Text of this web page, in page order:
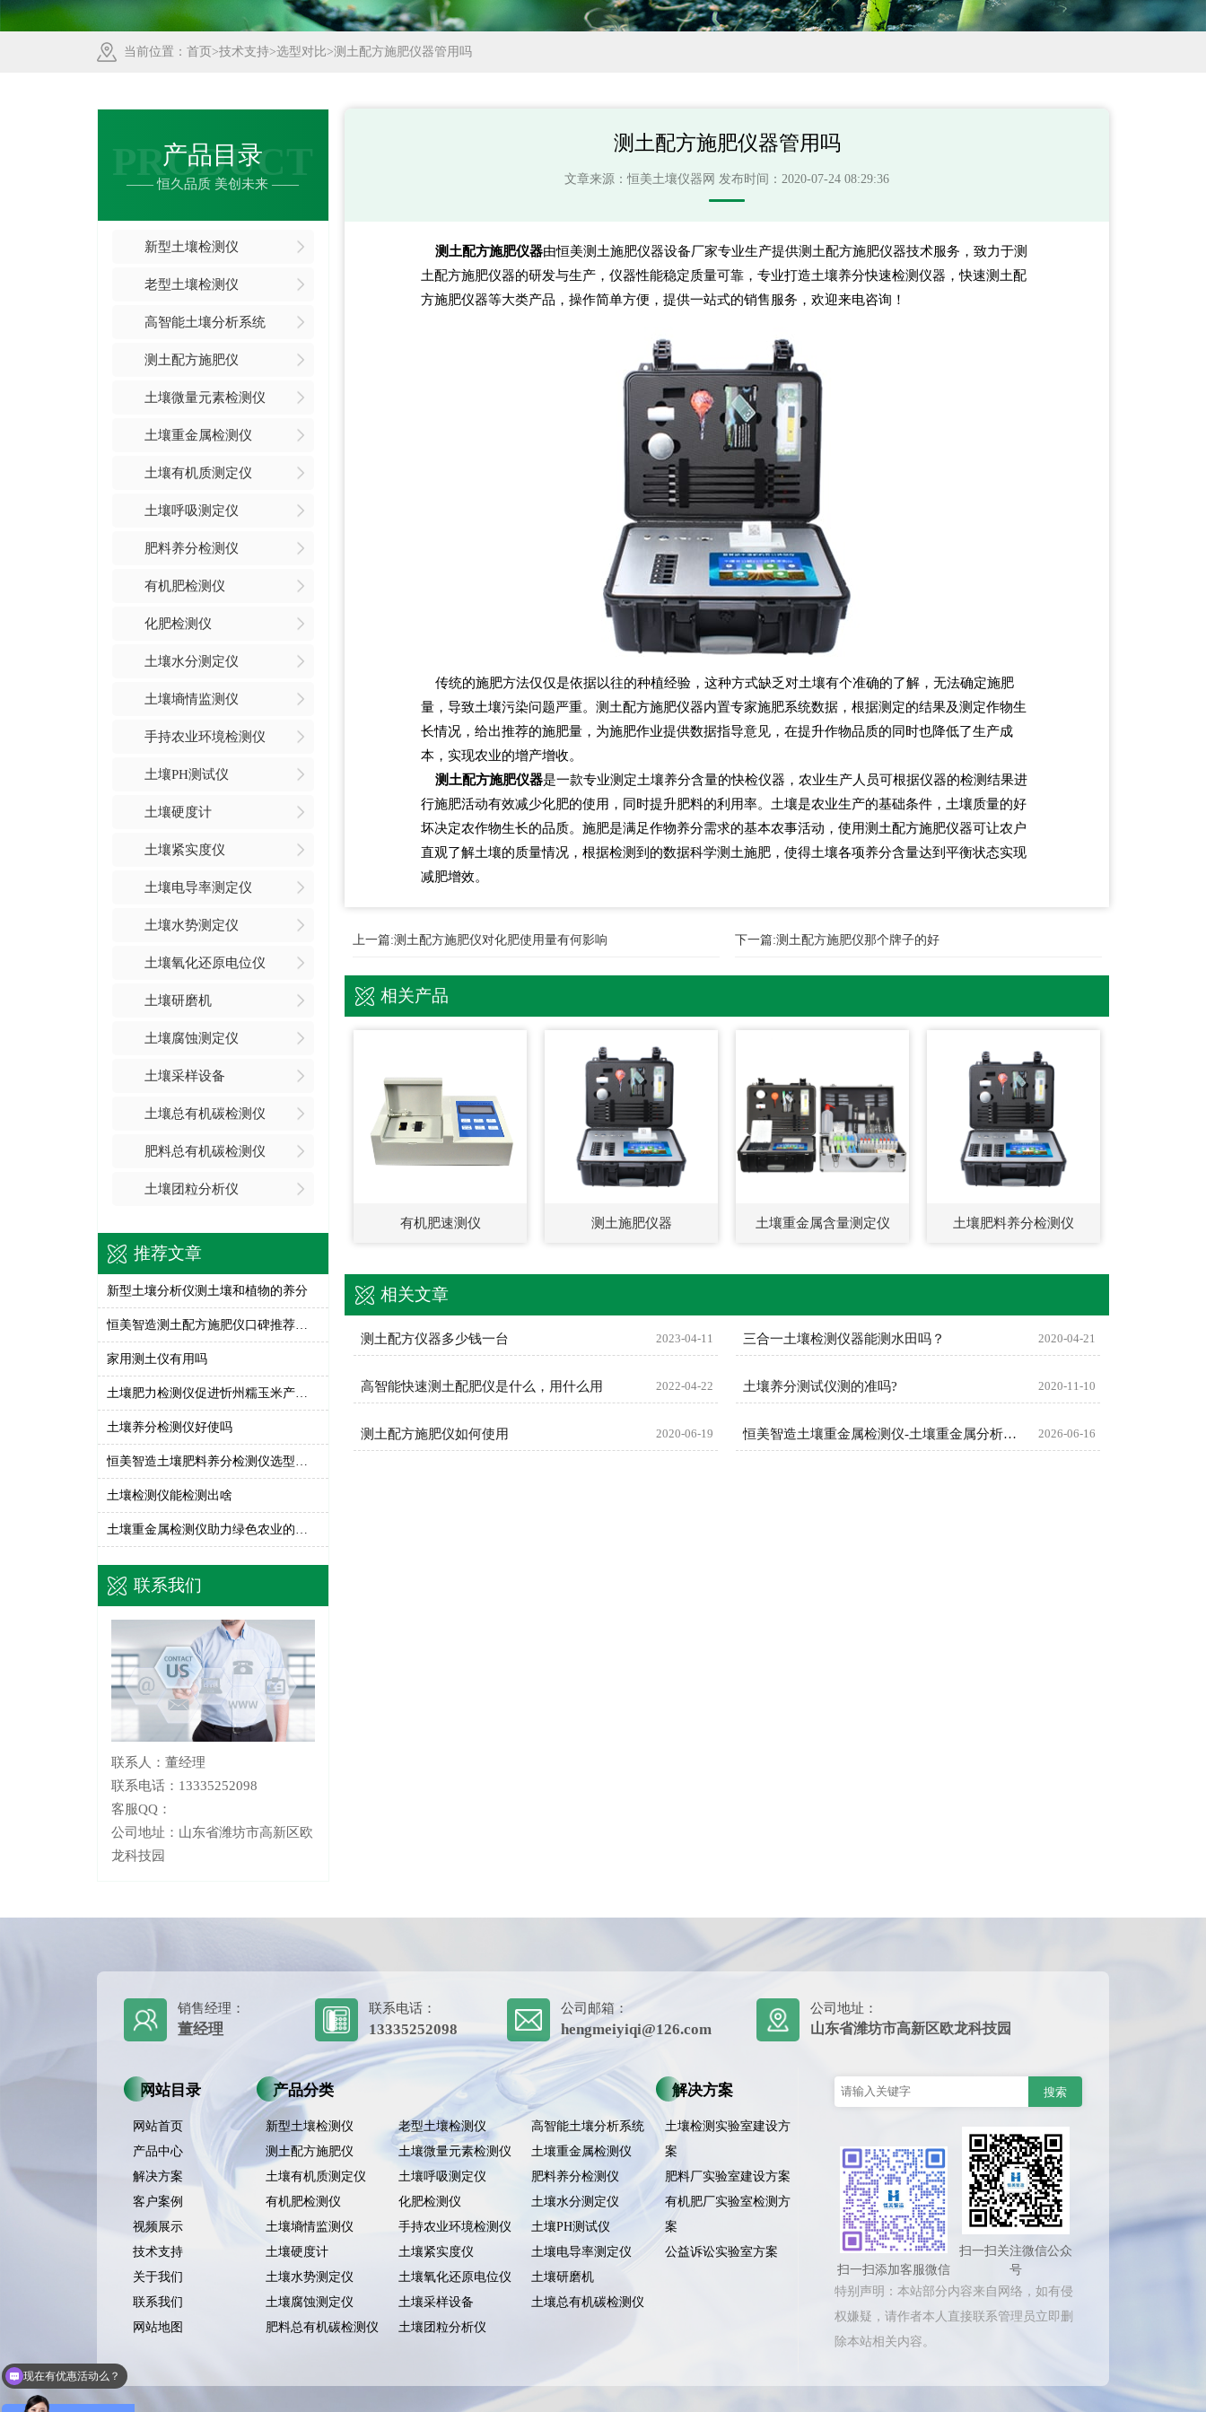
当前位置： 首页 >技术支持>选型对比>测土配方施肥仪器管用吗
产品目录
PRODUCT
—— 恒久品质 美创未来 ——
新型土壤检测仪
老型土壤检测仪
高智能土壤分析系统
测土配方施肥仪
土壤微量元素检测仪
土壤重金属检测仪
土壤有机质测定仪
土壤呼吸测定仪
肥料养分检测仪
有机肥检测仪
化肥检测仪
土壤水分测定仪
土壤墒情监测仪
手持农业环境检测仪
土壤PH测试仪
土壤硬度计
土壤紧实度仪
土壤电导率测定仪
土壤水势测定仪
土壤氧化还原电位仪
土壤研磨机
土壤腐蚀测定仪
土壤采样设备
土壤总有机碳检测仪
肥料总有机碳检测仪
土壤团粒分析仪
推荐文章
新型土壤分析仪测土壤和植物的养分
恒美智造测土配方施肥仪口碑推荐：土壤分析仪真实客户案例
家用测土仪有用吗
土壤肥力检测仪促进忻州糯玉米产量提升
土壤养分检测仪好使吗
土壤检测仪能检测出啥
联系我们
联系人：董经理
联系电话：13335252098
客服QQ：
公司地址：山东省潍坊市高新区欧
龙科技园
测土配方施肥仪器管用吗
文章来源：恒美土壤仪器网 发布时间：2020-07-24 08:29:36
测土配方施肥仪器由恒美测土施肥仪器设备厂家专业生产提供测土配方施肥仪器技术服务，致力于测
土配方施肥仪器的研发与生产，仪器性能稳定质量可靠，专业打造土壤养分快速检测仪器，快速测土配
方施肥仪器等大类产品，操作简单方便，提供一站式的销售服务，欢迎来电咨询！
传统的施肥方法仅仅是依据以往的种植经验，这种方式缺乏对土壤有个准确的了解，无法确定施肥
量，导致土壤污染问题严重。测土配方施肥仪器内置专家施肥系统数据，根据测定的结果及测定作物生
长情况，给出推荐的施肥量，为施肥作业提供数据指导意见，在提升作物品质的同时也降低了生产成
本，实现农业的增产增收。
测土配方施肥仪器是一款专业测定土壤养分含量的快检仪器，农业生产人员可根据仪器的检测结果进
行施肥活动有效减少化肥的使用，同时提升肥料的利用率。土壤是农业生产的基础条件，土壤质量的好
坏决定农作物生长的品质。施肥是满足作物养分需求的基本农事活动，使用测土配方施肥仪器可让农户
直观了解土壤的质量情况，根据检测到的数据科学测土施肥，使得土壤各项养分含量达到平衡状态实现
减肥增效。
上一篇:测土配方施肥仪对化肥使用量有何影响 下一篇:测土配方施肥仪那个牌子的好
相关产品
有机肥速测仪 测土施肥仪器 土壤重金属含量测定仪 土壤肥料养分检测仪
相关文章
测土配方仪器多少钱一台 2023-04-11 三合一土壤检测仪器能测水田吗？ 2020-04-21
高智能快速测土配肥仪是什么，用什么用 2022-04-22 土壤养分测试仪测的准吗? 2020-11-10
测土配方施肥仪如何使用 2020-06-19 恒美智造土壤重金属检测仪-土壤重金属分析仪器FAQ技术问题解答 2026-06-16
销售经理：
董经理
联系电话：
13335252098
公司邮箱：
hengmeiyiqi@126.com
公司地址：
山东省潍坊市高新区欧龙科技园
网站目录
网站首页
产品中心
解决方案
客户案例
视频展示
技术支持
关于我们
联系我们
网站地图
产品分类
新型土壤检测仪 老型土壤检测仪
高智能土壤分析系统
测土配方施肥仪
土壤微量元素检测仪
土壤重金属检测仪
土壤有机质测定仪
土壤呼吸测定仪
肥料养分检测仪
有机肥检测仪
化肥检测仪
土壤水分测定仪
土壤墒情监测仪
手持农业环境检测仪
土壤PH测试仪
土壤硬度计
土壤紧实度仪
土壤电导率测定仪
土壤水势测定仪
土壤氧化还原电位仪
土壤研磨机
土壤腐蚀测定仪
土壤采样设备
土壤总有机碳检测仪
肥料总有机碳检测仪
土壤团粒分析仪
解决方案
土壤检测实验室建设方
案
肥料厂实验室建设方案
有机肥厂实验室检测方
案
公益诉讼实验室方案
扫一扫添加客服微信
扫一扫关注微信公众
号
特别声明：本站部分内容来自网络，如有侵
权嫌疑，请作者本人直接联系管理员立即删
除本站相关内容。
可以介绍下你们的产品么？